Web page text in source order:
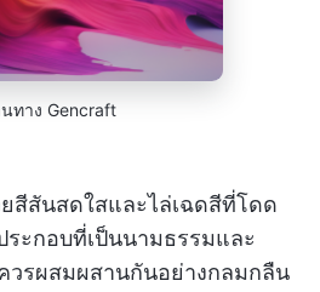
ทาง Gencraft
สีสันสดใสและไล่เฉดสีที่โดด
ระกอบที่เป็นนามธรรมและ
วรผสมผสานกันอย่างกลมกลืน